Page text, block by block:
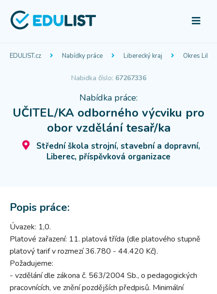
EDULIST.cz Nabídky práce Liberecký kraj Okres
Nabidka číslo: 67267336
Nabídka práce:
UČITEL/KA odborného výcviku pro
obor vzdělání tesař/ka
Střední škola strojní, stavební a dopravní,
Liberec, příspěvková organizace
Popis práce:
Úvazek: 1,0.
Platové zařazení: 11. platová třída (dle platového stupně
platový tarif v rozmezí 36.780 - 44.420 Kč).
Požadujeme:
- vzdělání dle zákona č. 563/2004 Sb., o pedagogických
pracovnících, ve znění pozdějších předpisů. Minimální